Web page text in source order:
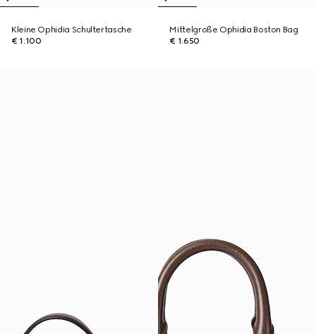
Kleine Ophidia Schultertasche
€ 1.100
Mittelgroße Ophidia Boston Bag
€ 1.650